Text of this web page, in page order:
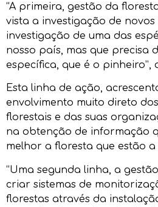
“A primeira, gestão da
vista a investigação de novos
investigação de uma das
nosso país, mas que precisa
específica, que é o pinheiro”,
Esta linha de ação,
envolvimento muito direto
florestais e das suas
na obtenção de informação
melhor a floresta que estão a
“Uma segunda linha, a
criar sistemas de
florestas através da